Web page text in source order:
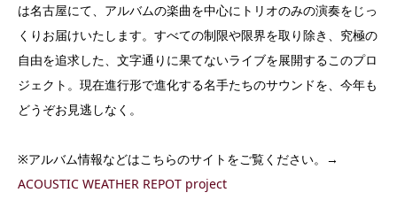
は名古屋にて、アルバムの楽曲を中心にトリオのみの演奏をじっ
くりお届けいたします。すべての制限や限界を取り除き、究極の
自由を追求した、文字通りに果てないライブを展開するこのプロ
ジェクト。現在進行形で進化する名手たちのサウンドを、今年も
どうぞお見逃しなく。
※アルバム情報などはこちらのサイトをご覧ください。→
ACOUSTIC WEATHER REPOT project